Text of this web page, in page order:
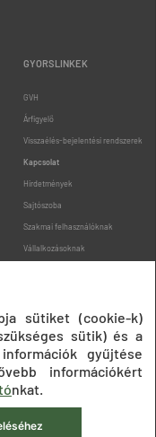
GYORSLINKEK
GVH
Árfigyelő
Visszaélés-bejelentési rendszerek
Kapcsolat
Hirdetmények
Sajtószoba
Szakmai felhasználóknak
Vállalkozásoknak
Oldaltérkép
nyilatkozat
sütiket (cookie-k)
sütik) és a
gyűjtése
információkért
nkat.